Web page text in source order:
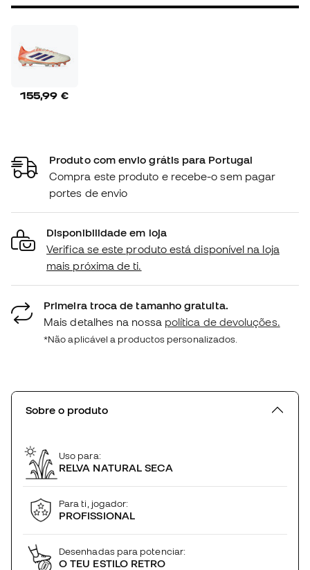
155,99 €
Produto com envio grátis para Portugal
Compra este produto e recebe-o sem pagar
portes de envio
Disponibilidade em loja
Verifica se este produto está disponível na loja
mais próxima de ti.
Primeira troca de tamanho gratuita.
Mais detalhes na nossa política de devoluções.
*Não aplicável a productos personalizados.
Sobre o produto
Uso para:
RELVA NATURAL SECA
Para ti, jogador:
PROFISSIONAL
Desenhadas para potenciar:
O TEU ESTILO RETRO